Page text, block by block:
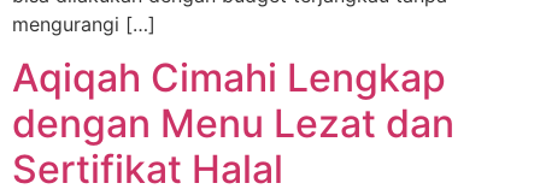
mengurangi […]
Aqiqah Cimahi Lengkap
dengan Menu Lezat dan
Sertifikat Halal